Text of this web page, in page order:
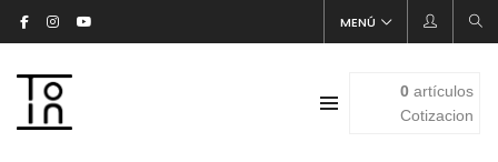
MENÚ
0artículos
Cotizacion